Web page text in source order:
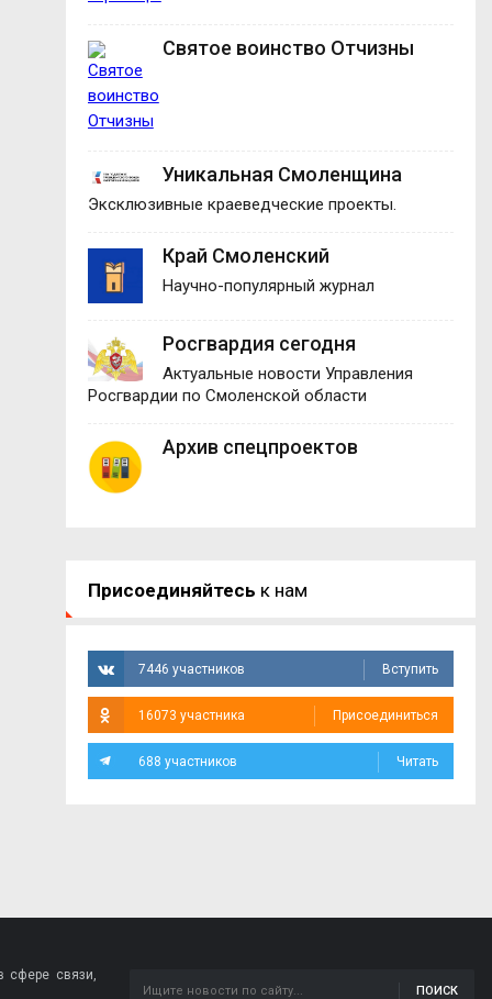
Святое воинство Отчизны
Уникальная Смоленщина
Эксклюзивные краеведческие проекты.
Край Смоленский
Научно-популярный журнал
Росгвардия сегодня
Актуальные новости Управления
Росгвардии по Смоленской области
Архив спецпроектов
Присоединяйтесь к нам
7446 участников Вступить
16073 участника Присоединиться
688 участников Читать
сфере связи,
ПОИСК